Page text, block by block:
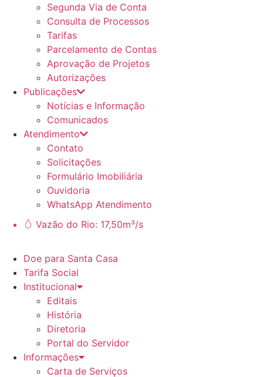
Segunda Via de Conta
Consulta de Processos
Tarifas
Parcelamento de Contas
Aprovação de Projetos
Autorizações
Publicações
Notícias e Informação
Comunicados
Atendimento
Contato
Solicitações
Formulário Imobiliária
Ouvidoria
WhatsApp Atendimento
Vazão do Rio: 17,50m³/s
Doe para Santa Casa
Tarifa Social
Institucional
Editais
História
Diretoria
Portal do Servidor
Informações
Carta de Serviços